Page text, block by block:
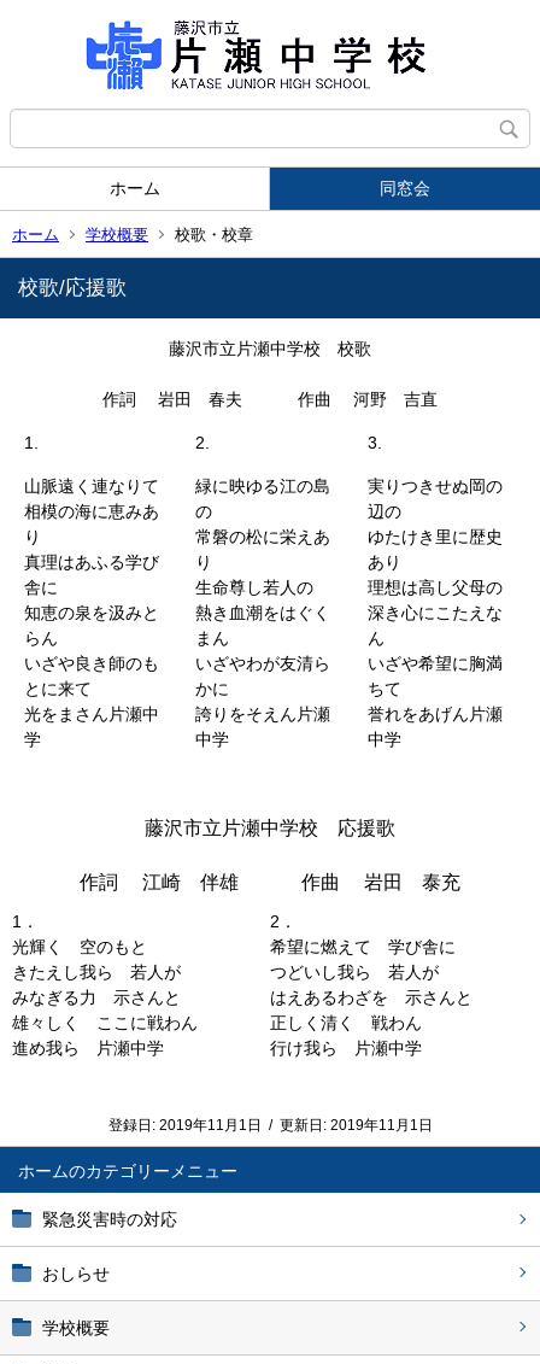
ホーム 同窓会
ホーム 学校概要 校歌・校章
ホーム
緊急災害時の対応
おしらせ
学校概要
校歌/応援歌
藤沢市立片瀬中学校 校歌
作詞 岩田 春夫 作曲 河野 吉直
1.
山脈遠く連なりて
相模の海に恵みあ
り
真理はあふる学び
舎に
知恵の泉を汲みと
らん
いざや良き師のも
とに来て
光をまさん片瀬中
学
2.
緑に映ゆる江の島
の
常磐の松に栄えあ
り
生命尊し若人の
熱き血潮をはぐく
まん
いざやわが友清ら
かに
誇りをそえん片瀬
中学
3.
実りつきせぬ岡の
辺の
ゆたけき里に歴史
あり
理想は高し父母の
深き心にこたえな
ん
いざや希望に胸満
ちて
誉れをあげん片瀬
中学
藤沢市立片瀬中学校 応援歌
作詞 江崎 伴雄 作曲 岩田 泰充
1．
光輝く 空のもと
きたえし我ら 若人が
みなぎる力 示さんと
雄々しく ここに戦わん
進め我ら 片瀬中学
2．
希望に燃えて 学び舎に
つどいし我ら 若人が
はえあるわざを 示さんと
正しく清く 戦わん
行け我ら 片瀬中学
登録日: 2019年11月1日 / 更新日: 2019年11月1日